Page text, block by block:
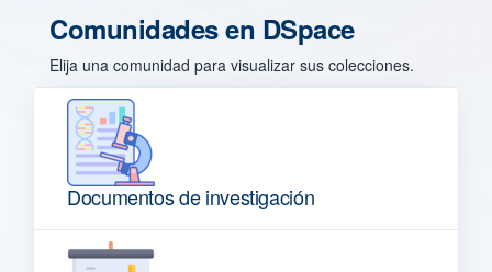
Comunidades en DSpace
Elija una comunidad para visualizar sus colecciones.
Documentos de investigación